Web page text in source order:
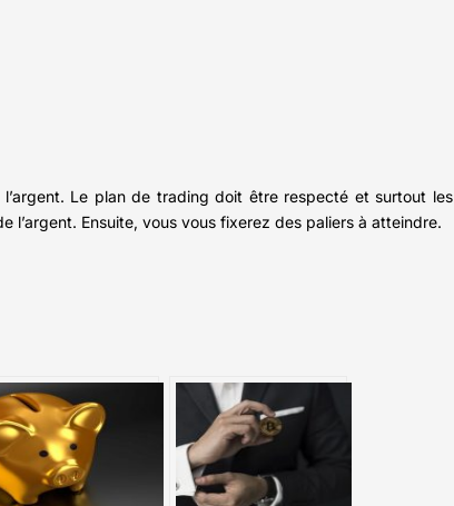
Le plan de trading doit être respecté et surtout les
Ensuite, vous vous fixerez des paliers à atteindre.